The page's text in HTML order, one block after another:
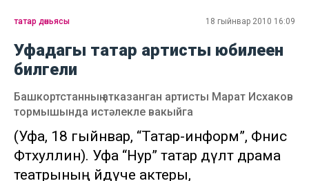
татар дөньясы 18 гыйнвар 2010 16:09
Уфадагы татар артисты юбилеен
билгели
Башкортстанның атказанган артисты Марат Исхаков
тормышында истәлекле вакыйга
(Уфа, 18 гыйнвар, “Татар-информ”, Фәнис
Фәтхуллин). Уфа “Нур” татар дәүләт драма
театрының әйдәүче актеры,